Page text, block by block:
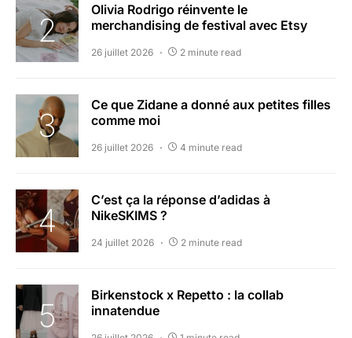
Olivia Rodrigo réinvente le
merchandising de festival avec Etsy
26 juillet 2026 2 minute read
Ce que Zidane a donné aux petites filles
comme moi
26 juillet 2026 4 minute read
C’est ça la réponse d’adidas à
NikeSKIMS ?
24 juillet 2026 2 minute read
Birkenstock x Repetto : la collab
innatendue